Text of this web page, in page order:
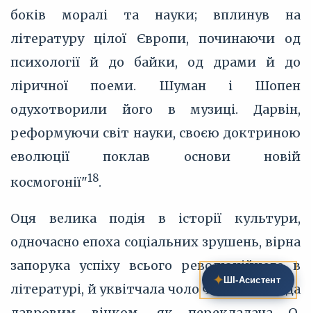
боків моралі та науки; вплинув на
літературу цілої Європи, починаючи од
психології й до байки, од драми й до
ліричної поеми. Шуман і Шопен
одухотворили його в музиці. Дарвін,
реформуючи світ науки, своєю доктриною
еволюції поклав основи новій
космогонії"18.
Оця велика подія в історії культури,
одночасно епоха соціальних зрушень, вірна
запорука успіху всього революційного в
літературі, й уквітчала чоло Фітцджеролда
✦ ШІ‑Асистент